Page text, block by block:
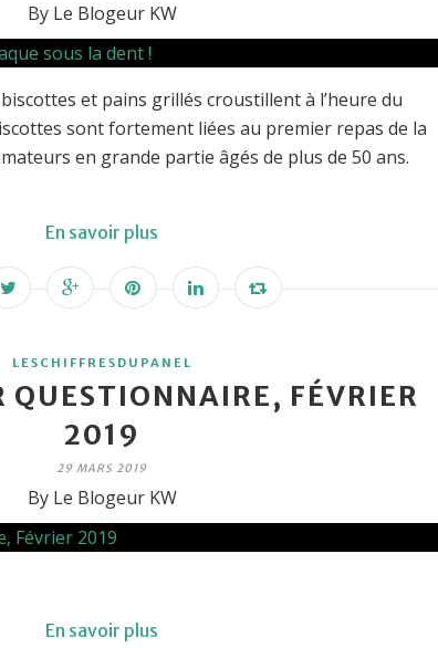
By Le Blogeur KW
et pains grillés croustillent à l’heure du
sont fortement liées au premier repas de la
en grande partie âgés de plus de 50 ans.
En savoir plus
LESCHIFFRESDUPANEL
QUESTIONNAIRE, FÉVRIER
2019
29 MARS 2019
By Le Blogeur KW
En savoir plus